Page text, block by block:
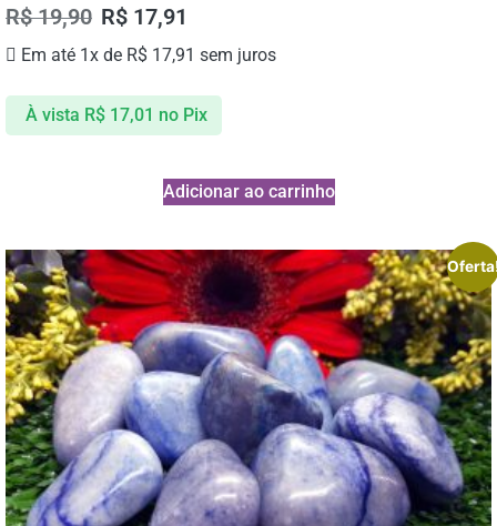
R$19,90 R$ 17,91
Em até 1x de R$ 17,91 sem juros
À vista R$17,01 no Pix
Adicionar ao carrinho